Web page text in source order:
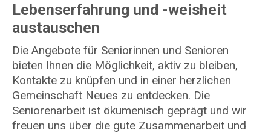
Lebenserfahrung und -weisheit
austauschen
Die Angebote für Seniorinnen und Senioren
bieten Ihnen die Möglichkeit, aktiv zu bleiben,
Kontakte zu knüpfen und in einer herzlichen
Gemeinschaft Neues zu entdecken. Die
Seniorenarbeit ist ökumenisch geprägt und wir
freuen uns über die gute Zusammenarbeit und